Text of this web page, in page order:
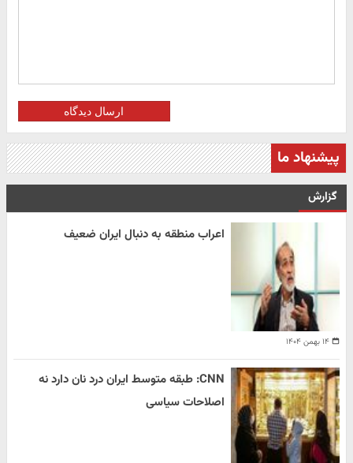
ارسال دیدگاه
پیشنهاد ما
گزارش
۱۴ بهمن ۱۴۰۴
اعراب منطقه به دنبال ایران ضعیف
CNN: طبقه متوسط ایران درد نان دارد نه
اصلاحات سیاسی